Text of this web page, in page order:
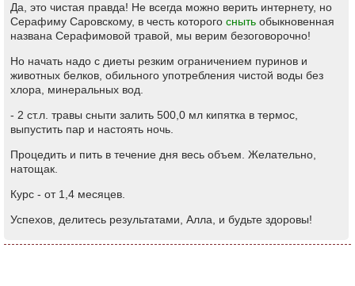
Да, это чистая правда! Не всегда можно верить интернету, но
Серафиму Саровскому, в честь которого сныть обыкновенная
названа Серафимовой травой, мы верим безоговорочно!
Но начать надо с диеты резким ограничением пуринов и
животных белков, обильного употребления чистой воды без
хлора, минеральных вод.
- 2 ст.л. травы сныти залить 500,0 мл кипятка в термос,
выпустить пар и настоять ночь.
Процедить и пить в течение дня весь объем. Желательно,
натощак.
Курс - от 1,4 месяцев.
Успехов, делитесь результатами, Алла, и будьте здоровы!